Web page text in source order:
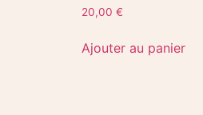
20,00 €
Ajouter au panier